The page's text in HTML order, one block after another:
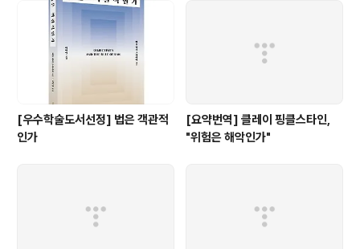
[우수학술도서선정] 법은 객관적
인가
[요약번역] 클레이 핑클스타인,
"위험은 해악인가"